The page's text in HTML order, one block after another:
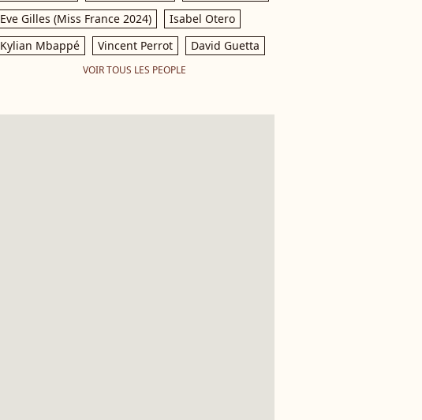
Eve Gilles (Miss France 2024)
Isabel Otero
Kylian Mbappé
Vincent Perrot David Guetta
VOIR TOUS LES PEOPLE